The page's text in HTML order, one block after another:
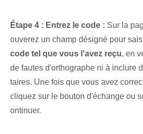
Étape 4 : Entrez le code : Sur la
ouverez un champ désigné pour
code tel que vous l'avez reçu, en
de fautes d'orthographe ni à inclure
taires. Une fois que vous avez
cliquez sur le bouton d'échange ou
ontinuer.